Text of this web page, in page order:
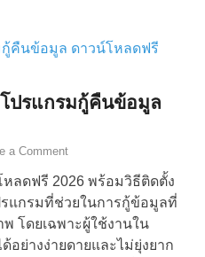
โปรแกรมกู้คืนข้อมูล
a Comment
หลดฟรี 2026 พร้อมวิธีติดตั้ง
รแกรมที่ช่วยในการกู้ข้อมูลที่
โดยเฉพาะผู้ใช้งานใน
อย่างง่ายดายและไม่ยุ่งยาก